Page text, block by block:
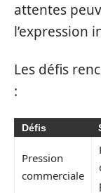
attentes
l’expression
Les défis
:
Défis
Pression
commerciale